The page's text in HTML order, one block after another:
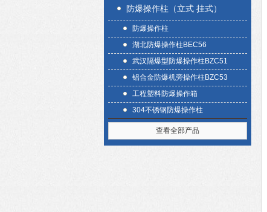
防爆操作柱（立式 挂式）
防爆操作柱
湖北防爆操作柱BEC56
武汉隔爆型防爆操作柱BZC51
铝合金防爆机旁操作柱BZC53
工程塑料防爆操作箱
304不锈钢防爆操作柱
查看全部产品